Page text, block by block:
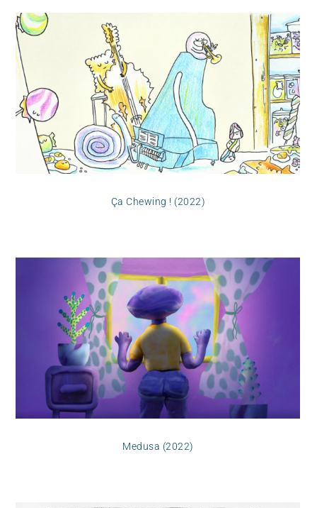
Ça Chewing ! (2022)
Medusa (2022)